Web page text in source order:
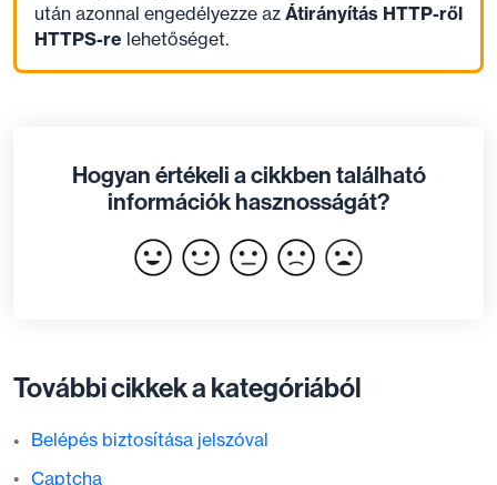
után azonnal engedélyezze az Átirányítás HTTP-ről
HTTPS-re lehetőséget.
Hogyan értékeli a cikkben található
információk hasznosságát?
További cikkek a kategóriából
Belépés biztosítása jelszóval
Captcha